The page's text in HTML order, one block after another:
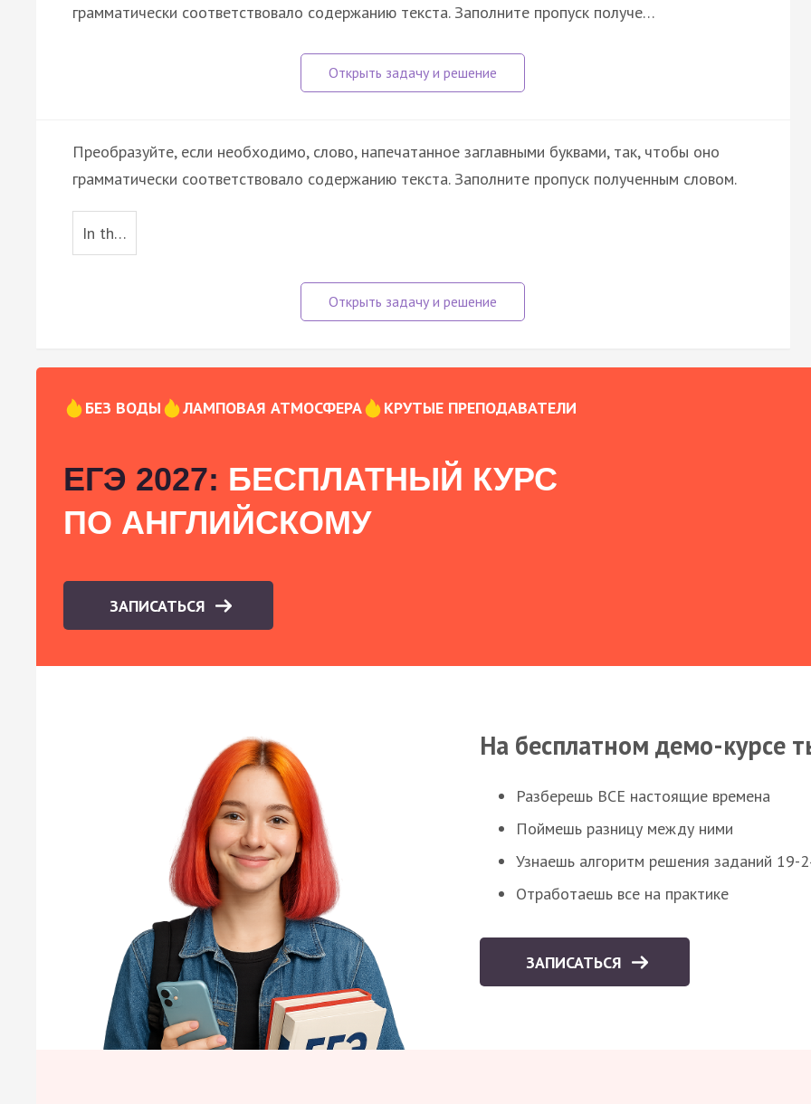
грамматически соответствовало содержанию текста. Заполните пропуск получе…
Преобразуйте, если необходимо, слово, напечатанное заглавными буквами, так, чтобы оно
грамматически соответствовало содержанию текста. Заполните пропуск полученным словом.
In th…
БЕЗ ВОДЫ ЛАМПОВАЯ АТМОСФЕРА КРУТЫЕ ПРЕПОДАВАТЕЛИ
ЕГЭ 2027: БЕСПЛАТНЫЙ КУРС
ПО АНГЛИЙСКОМУ
ЗАПИСАТЬСЯ
На бесплатном демо-курсе
Разберешь ВСЕ настоящие времена
Поймешь разницу между ними
Узнаешь алгоритм решения заданий 19-
Отработаешь все на практике
ЗАПИСАТЬСЯ